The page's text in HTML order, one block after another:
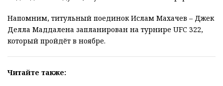
Напомним, титульный поединок Ислам Махачев – Джек
Делла Маддалена запланирован на турнире UFC 322,
который пройдёт в ноябре.
Читайте также: